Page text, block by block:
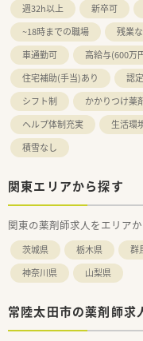
週32h以上
新卒可
~18時までの職場
残業
車通勤可
高給与(600万
住宅補助(手当)あり
認
シフト制
かかりつけ薬
ヘルプ体制充実
生活環
積雪なし
関東エリアから探す
関東の薬剤師求人をエリア
茨城県 栃木県 群
神奈川県
山梨県
常陸太田市の薬剤師求